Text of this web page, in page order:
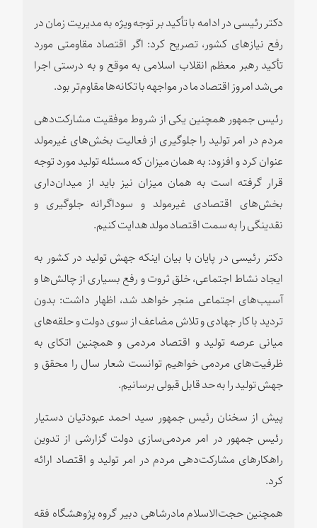
دکتر رئیسی در ادامه با تأکید بر توجه ویژه به مدیریت زمان در
رفع نیازهای کشور، تصریح کرد: اگر اقتصاد مقاومتی مورد
تأکید رهبر معظم انقلاب اسلامی به موقع و به درستی اجرا
می‌شد امروز اقتصاد ما در مواجهه با تکانه‌ها مقاوم‌تر بود.
رئیس جمهور همچنین یکی از شروط موفقیت مشارکت‌‌دهی
مردم در امر تولید را جلوگیری از فعالیت بخش‌های غیرمولد
عنوان کرد و افزود: به همان میزان که مسئله تولید مورد توجه
قرار گرفته است به همان میزان نیز باید از میدان‌داری
بخش‌های اقتصادی غیرمولد و سوداگرانه جلوگیری و
نقدینگی را به سمت اقتصاد مولد هدایت کنیم.
دکتر رئیسی در پایان با بیان اینکه جهش تولید در کشور به
ایجاد نشاط اجتماعی، خلق ثروت و رفع بسیاری از چالش‌ها و
آسیب‌های اجتماعی منجر خواهد شد، اظهار داشت: بدون
تردید با کار جهادی و تلاش مضاعف از سوی دولت و حلقه‌های
میانی عرصه‌ تولید و اقتصاد مردمی و همچنین اتکای به
ظرفیت‌های مردمی خواهیم توانست شعار سال را محقق و
جهش تولید را به حد قابل قبولی برسانیم.
پیش از سخنان رئیس جمهور سید احمد عبودتیان دستیار
رئیس جمهور در امر مردمی‌سازی دولت گزارشی از تدوین
راهکارهای مشارکت‌دهی مردم در امر تولید و اقتصاد ارائه
کرد.
همچنین حجت‌الاسلام مادرشاهی دبیر گروه پژوهشگاه فقه